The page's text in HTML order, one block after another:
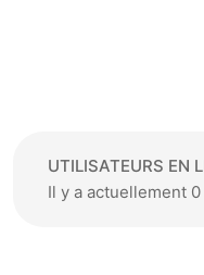
UTILISATEURS EN
Il y a actuellement